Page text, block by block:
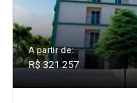
A partir de:
R$ 321.257